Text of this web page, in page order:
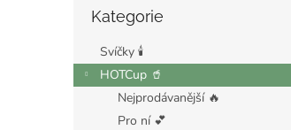
a
n
kategorie
Kategorie
Svíčky 🕯️
HOTCup 🥤
Nejprodávanější 🔥
Pro ní 💕